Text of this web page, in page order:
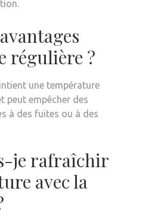
régulière ?
une température
peut empêcher des
à des fuites ou à des
je rafraîchir
avec la